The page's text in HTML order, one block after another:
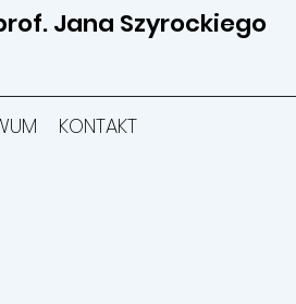
Jana Szyrockiego
KONTAKT